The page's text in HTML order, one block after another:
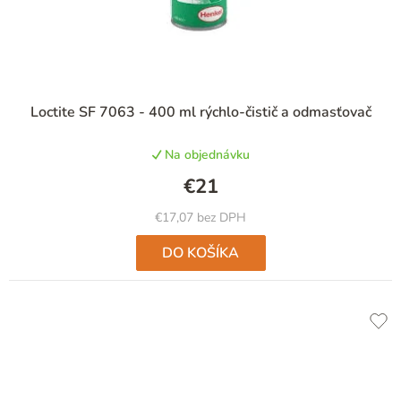
Loctite SF 7063 - 400 ml rýchlo-čistič a odmasťovač
hodnotenie
je
5,0
z
5
hviezdičiek.
Na objednávku
€17,07 bez DPH
€21
DO KOŠÍKA